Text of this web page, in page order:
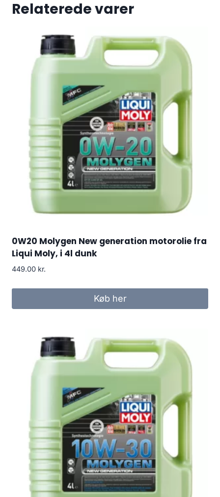
Relaterede varer
0W20 Molygen New generation motorolie fra
Liqui Moly, i 4l dunk
449.00 kr.
Køb her